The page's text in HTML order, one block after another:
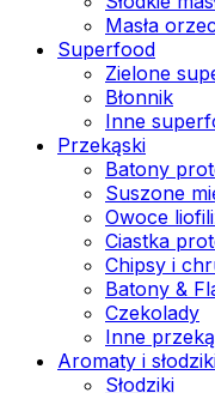
Masła
Superfood
Zielone
Błonnik
Inne
Przekąski
Batony
Suszone
Owoce
Ciastka
Chipsy i
Batony &
Czekolady
Inne
Aromaty i
Słodziki